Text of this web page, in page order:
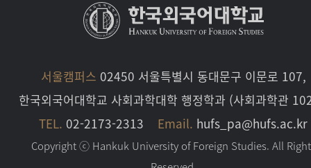
서울캠퍼스 02450 서울특별시 동대문구 이문로 107,
한국외국어대학교 사회과학대학 행정학과 (사회과학관
TEL. 02-2173-2313 Email. hufs_pa@hufs.ac.kr
Copyright ⓒ Hankuk University of Foreign Studies. All